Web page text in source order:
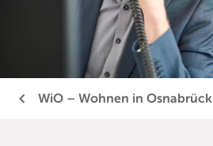
WiO – Wohnen in Osnabrück